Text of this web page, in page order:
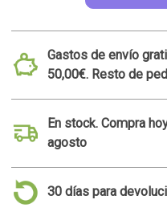
Gastos de envío
50,00€. Resto de
En stock. Compra
agosto
30 días para